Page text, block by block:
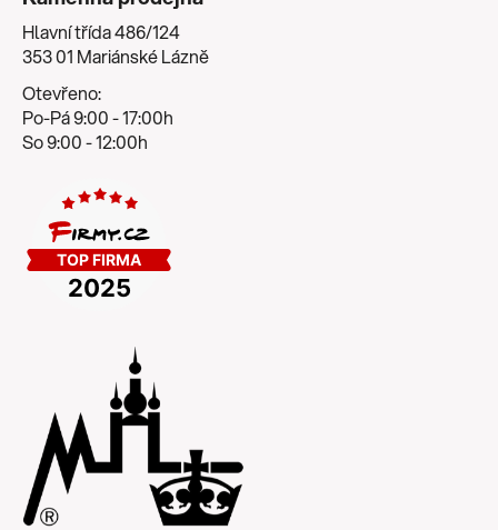
Hlavní třída 486/124
353 01 Mariánské Lázně
Otevřeno:
Po-Pá 9:00 - 17:00h
So 9:00 - 12:00h